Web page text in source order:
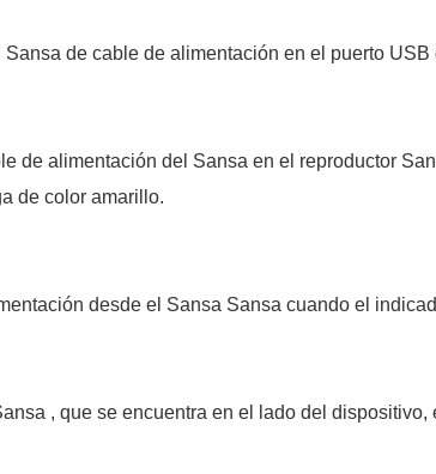
de cable de alimentación en el puerto USB
de alimentación del Sansa en el reproductor
de color amarillo.
desde el Sansa Sansa cuando el
, que se encuentra en el lado del dispositivo,